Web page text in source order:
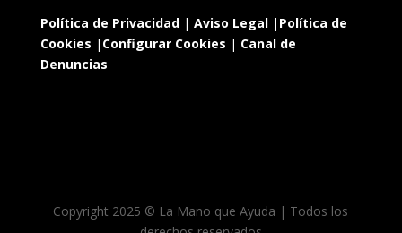
Política de Privacidad| Aviso Legal| Política de
Cookies | Configurar Cookies | Canal de
Denuncias
Copyright 2025 © La Mano que Ayuda | Todos los